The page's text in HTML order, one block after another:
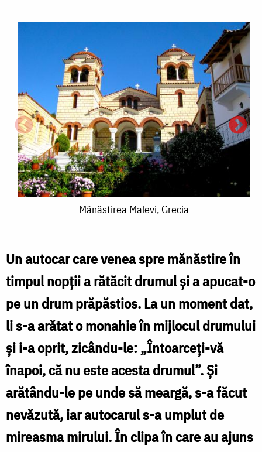
Mănăstirea Malevi, Grecia
Un autocar care venea spre mănăstire în
timpul nopţii a rătăcit drumul şi a apucat-o
pe un drum prăpăstios. La un moment dat,
li s-a arătat o monahie în mijlocul drumului
şi i-a oprit, zicându-le: „Întoarceţi-vă
înapoi, că nu este acesta drumul”. Şi
arătându-le pe unde să meargă, s-a făcut
nevăzută, iar autocarul s-a umplut de
mireasma mirului. În clipa în care au ajuns